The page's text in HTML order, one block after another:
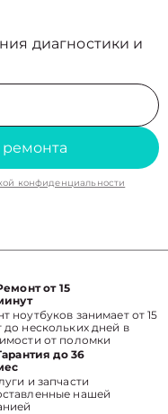
диагностики и
ремонта
конфиденциальности
от 15
ноутбуков занимает от 15
до нескольких дней в
от поломки
до 36
и запчасти
нашей